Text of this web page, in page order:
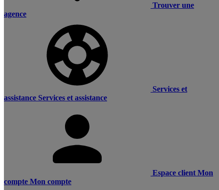
Trouver une
agence
Services et
assistance Services et assistance
Espace client Mon
compte Mon compte